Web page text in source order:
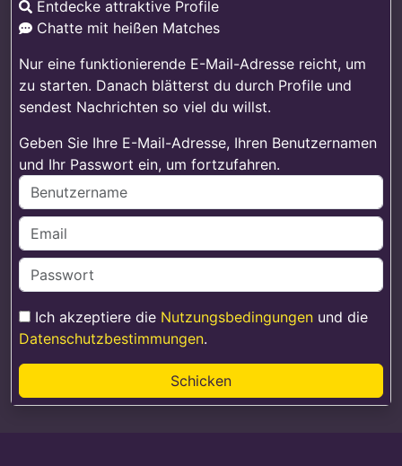
Entdecke attraktive Profile
Chatte mit heißen Matches
Nur eine funktionierende E-Mail-Adresse reicht, um
zu starten. Danach blätterst du durch Profile und
sendest Nachrichten so viel du willst.
Geben Sie Ihre E-Mail-Adresse, Ihren Benutzernamen
und Ihr Passwort ein, um fortzufahren.
Ich akzeptiere die Nutzungsbedingungen und die
Datenschutzbestimmungen.
Schicken